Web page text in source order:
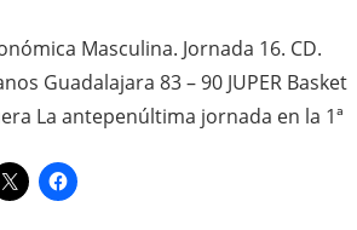
Masculina. Jornada 16. CD.
Guadalajara 83 – 90 JUPER Basket
La antepenúltima jornada en la 1ª